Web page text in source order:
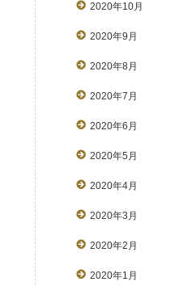
2020年10月
2020年9月
2020年8月
2020年7月
2020年6月
2020年5月
2020年4月
2020年3月
2020年2月
2020年1月